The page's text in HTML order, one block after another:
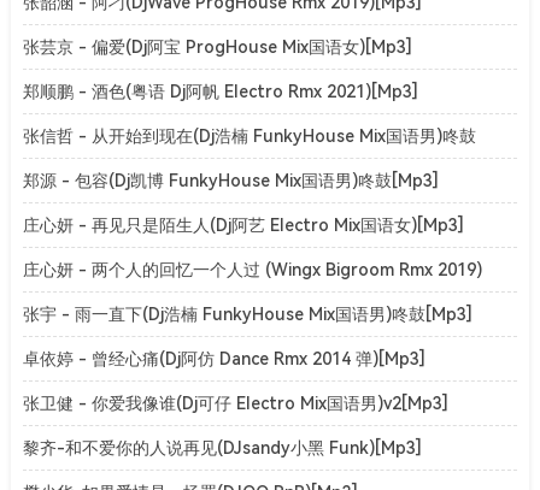
张芸京 - 偏爱(Dj阿宝 ProgHouse Mix国语女)[Mp3]
郑顺鹏 - 酒色(粤语 Dj阿帆 Electro Rmx 2021)[Mp3]
张信哲 - 从开始到现在(Dj浩楠 FunkyHouse Mix国语男)咚鼓
[Mp3]
郑源 - 包容(Dj凯博 FunkyHouse Mix国语男)咚鼓[Mp3]
庄心妍 - 再见只是陌生人(Dj阿艺 Electro Mix国语女)[Mp3]
庄心妍 - 两个人的回忆一个人过 (Wingx Bigroom Rmx 2019)
[Mp3]
张宇 - 雨一直下(Dj浩楠 FunkyHouse Mix国语男)咚鼓[Mp3]
卓依婷 - 曾经心痛(Dj阿仿 Dance Rmx 2014 弹)[Mp3]
张卫健 - 你爱我像谁(Dj可仔 Electro Mix国语男)v2[Mp3]
黎齐-和不爱你的人说再见(DJsandy小黑 Funk)[Mp3]